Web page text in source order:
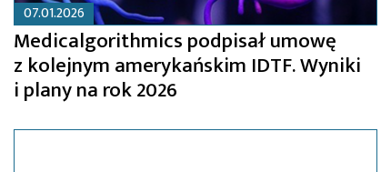
07.01.2026
Medicalgorithmics podpisał umowę
z kolejnym amerykańskim IDTF. Wyniki
i plany na rok 2026